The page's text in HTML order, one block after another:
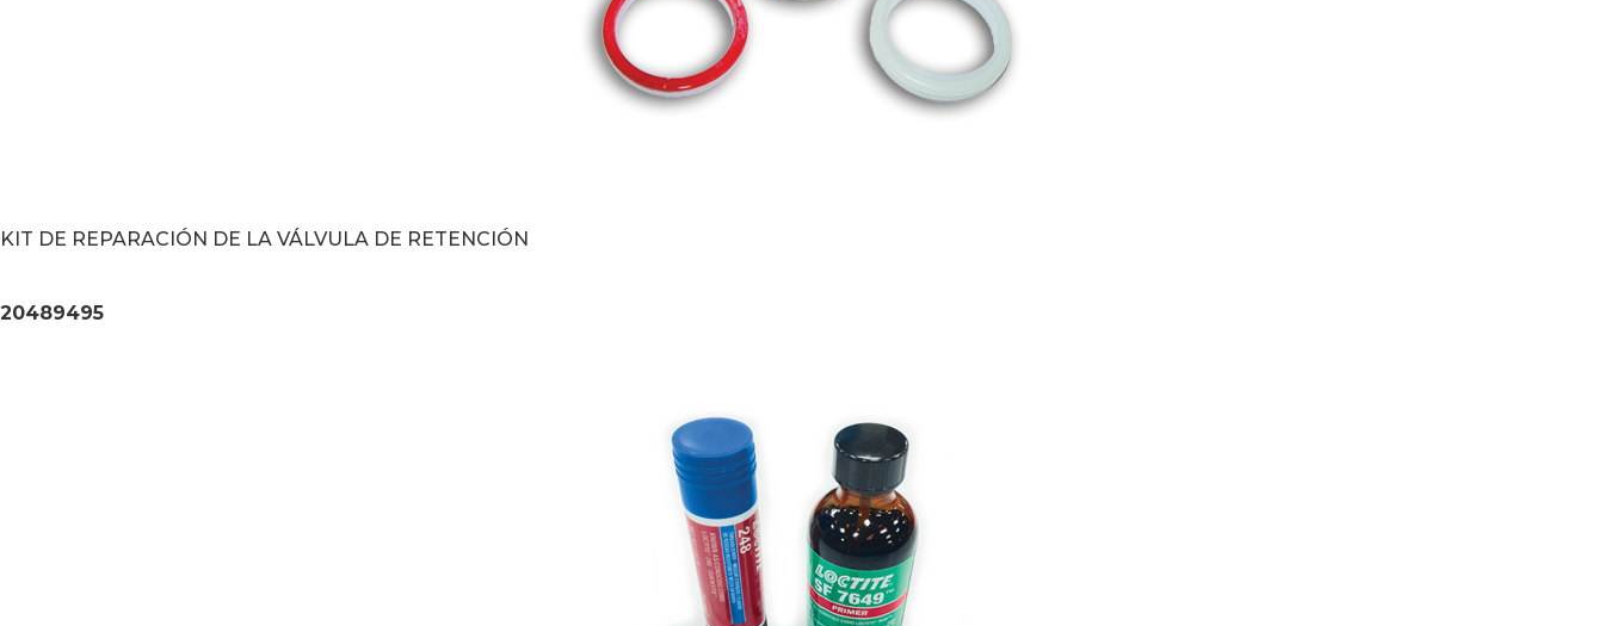
KIT DE REPARACIÓN DE LA VÁLVULA DE RETENCIÓN
20489495